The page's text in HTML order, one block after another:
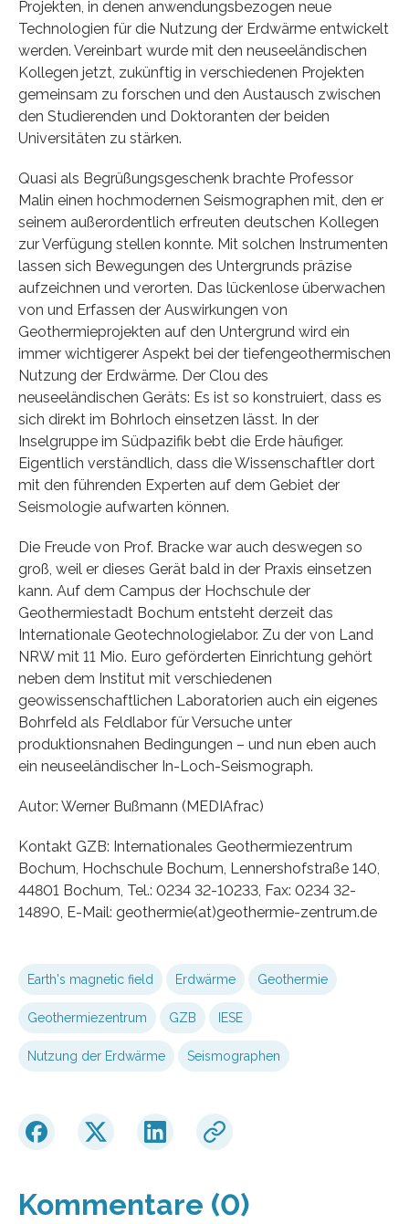
Projekten, in denen anwendungsbezogen neue
Technologien für die Nutzung der Erdwärme entwickelt
werden. Vereinbart wurde mit den neuseeländischen
Kollegen jetzt, zukünftig in verschiedenen Projekten
gemeinsam zu forschen und den Austausch zwischen
den Studierenden und Doktoranten der beiden
Universitäten zu stärken.
Quasi als Begrüßungsgeschenk brachte Professor
Malin einen hochmodernen Seismographen mit, den er
seinem außerordentlich erfreuten deutschen Kollegen
zur Verfügung stellen konnte. Mit solchen Instrumenten
lassen sich Bewegungen des Untergrunds präzise
aufzeichnen und verorten. Das lückenlose überwachen
von und Erfassen der Auswirkungen von
Geothermieprojekten auf den Untergrund wird ein
immer wichtigerer Aspekt bei der tiefengeothermischen
Nutzung der Erdwärme. Der Clou des
neuseeländischen Geräts: Es ist so konstruiert, dass es
sich direkt im Bohrloch einsetzen lässt. In der
Inselgruppe im Südpazifik bebt die Erde häufiger.
Eigentlich verständlich, dass die Wissenschaftler dort
mit den führenden Experten auf dem Gebiet der
Seismologie aufwarten können.
Die Freude von Prof. Bracke war auch deswegen so
groß, weil er dieses Gerät bald in der Praxis einsetzen
kann. Auf dem Campus der Hochschule der
Geothermiestadt Bochum entsteht derzeit das
Internationale Geotechnologielabor. Zu der von Land
NRW mit 11 Mio. Euro geförderten Einrichtung gehört
neben dem Institut mit verschiedenen
geowissenschaftlichen Laboratorien auch ein eigenes
Bohrfeld als Feldlabor für Versuche unter
produktionsnahen Bedingungen – und nun eben auch
ein neuseeländischer In-Loch-Seismograph.
Autor: Werner Bußmann (MEDIAfrac)
Kontakt GZB: Internationales Geothermiezentrum
Bochum, Hochschule Bochum, Lennershofstraße 140,
44801 Bochum, Tel.: 0234 32-10233, Fax: 0234 32-
14890, E-Mail: geothermie(at)geothermie-zentrum.de
Earth's magnetic field Erdwärme Geothermie
Geothermiezentrum GZB IESE
Nutzung der Erdwärme Seismographen
Kommentare (0)